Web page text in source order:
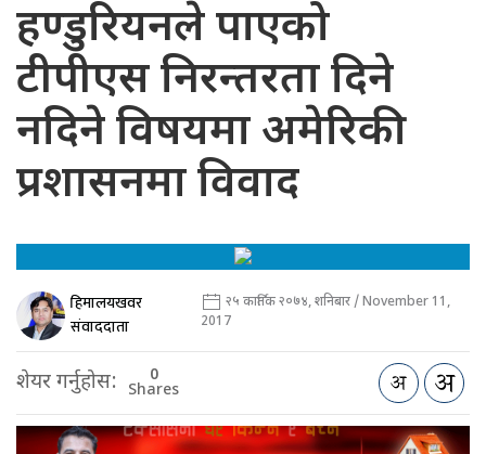
हण्डुरियनले पाएको
टीपीएस निरन्तरता दिने
नदिने विषयमा अमेरिकी
प्रशासनमा विवाद
हिमालयखवर
संवाददाता
२५ कार्तिक २०७४, शनिबार / November 11,
2017
शेयर गर्नुहोस: 0
Shares